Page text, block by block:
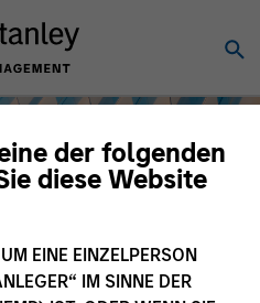
der folgenden
diese Website
EINE EINZELPERSON
IM SINNE DER